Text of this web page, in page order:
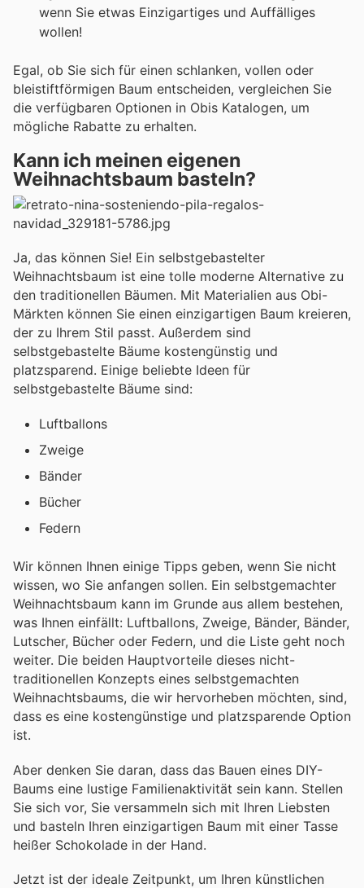
wenn Sie etwas Einzigartiges und Auffälliges
wollen!
Egal, ob Sie sich für einen schlanken, vollen oder
bleistiftförmigen Baum entscheiden, vergleichen Sie
die verfügbaren Optionen in Obis Katalogen, um
mögliche Rabatte zu erhalten.
Kann ich meinen eigenen
Weihnachtsbaum basteln?
Ja, das können Sie! Ein selbstgebastelter
Weihnachtsbaum ist eine tolle moderne Alternative zu
den traditionellen Bäumen. Mit Materialien aus Obi-
Märkten können Sie einen einzigartigen Baum kreieren,
der zu Ihrem Stil passt. Außerdem sind
selbstgebastelte Bäume kostengünstig und
platzsparend. Einige beliebte Ideen für
selbstgebastelte Bäume sind:
Luftballons
Zweige
Bänder
Bücher
Federn
Wir können Ihnen einige Tipps geben, wenn Sie nicht
wissen, wo Sie anfangen sollen. Ein selbstgemachter
Weihnachtsbaum kann im Grunde aus allem bestehen,
was Ihnen einfällt: Luftballons, Zweige, Bänder, Bänder,
Lutscher, Bücher oder Federn, und die Liste geht noch
weiter. Die beiden Hauptvorteile dieses nicht-
traditionellen Konzepts eines selbstgemachten
Weihnachtsbaums, die wir hervorheben möchten, sind,
dass es eine kostengünstige und platzsparende Option
ist.
Aber denken Sie daran, dass das Bauen eines DIY-
Baums eine lustige Familienaktivität sein kann. Stellen
Sie sich vor, Sie versammeln sich mit Ihren Liebsten
und basteln Ihren einzigartigen Baum mit einer Tasse
heißer Schokolade in der Hand.
Jetzt ist der ideale Zeitpunkt, um Ihren künstlichen